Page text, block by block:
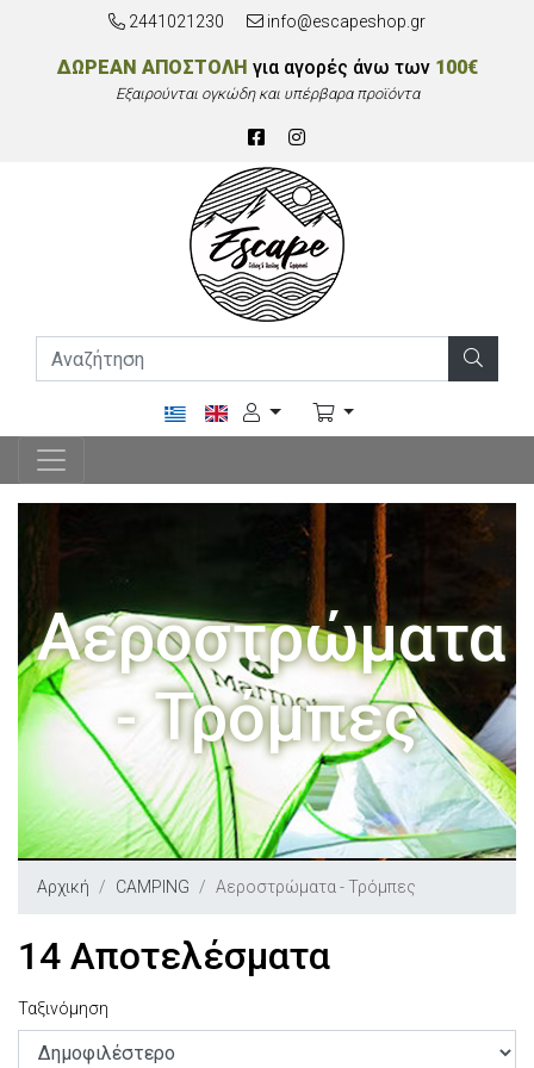
2441021230 info@escapeshop.gr
ΔΩΡΕΑΝ ΑΠΟΣΤΟΛΗ για αγορές άνω των 100€
Εξαιρούνται ογκώδη και υπέρβαρα προϊόντα
Αεροστρώματα
- Τρόμπες
Αρχική CAMPING Αεροστρώματα - Τρόμπες
14 Αποτελέσματα
Ταξινόμηση